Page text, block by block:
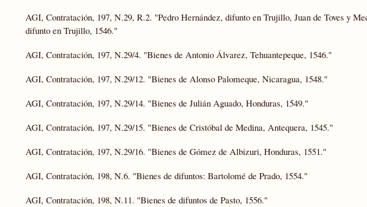
AGI, Contratación, 197, N.29, R.2. "Pedro Hernández, difunto en Trujillo, Juan de Toves y
difunto en Trujillo, 1546."
AGI, Contratación, 197, N.29/4. "Bienes de Antonio Álvarez, Tehuantepeque, 1546."
AGI, Contratación, 197, N.29/12. "Bienes de Alonso Palomeque, Nicaragua, 1548."
AGI, Contratación, 197, N.29/14. "Bienes de Julián Aguado, Honduras, 1549."
AGI, Contratación, 197, N.29/15. "Bienes de Cristóbal de Medina, Antequera, 1545."
AGI, Contratación, 197, N.29/16. "Bienes de Gómez de Albizuri, Honduras, 1551."
AGI, Contratación, 198, N.6. "Bienes de difuntos: Bartolomé de Prado, 1554."
AGI, Contratación, 198, N.11. "Bienes de difuntos de Pasto, 1556."